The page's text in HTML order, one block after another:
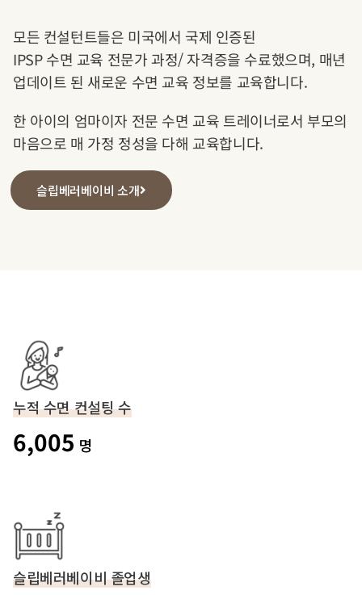
모든 컨설턴트들은 미국에서 국제 인증된
IPSP 수면 교육 전문가 과정/ 자격증을 수료했으며, 매년
업데이트 된 새로운 수면 교육 정보를 교육합니다.
한 아이의 엄마이자 전문 수면 교육 트레이너로서 부모의
마음으로 매 가정 정성을 다해 교육합니다.
슬립베러베이비 소개
누적 수면 컨설팅 수
6,005 명
슬립베러베이비 졸업생